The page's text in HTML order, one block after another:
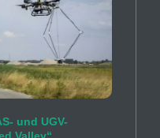
und UGV-
Valley“